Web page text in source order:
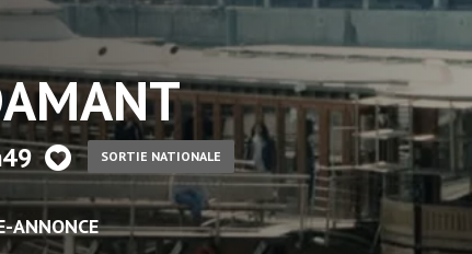
SORTIE NATIONALE
ANNONCE